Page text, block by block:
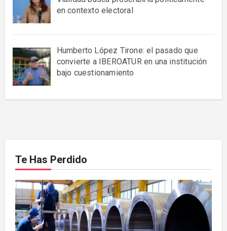
en contexto electoral
Humberto López Tirone: el pasado que
convierte a IBEROATUR en una institución
bajo cuestionamiento
Te Has Perdido